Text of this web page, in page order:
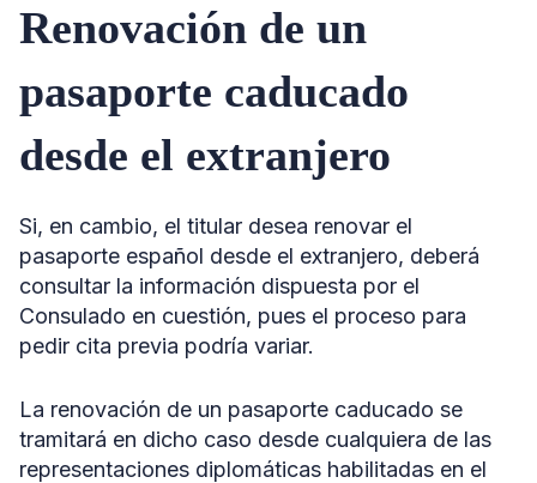
Renovación de un
pasaporte caducado
desde el extranjero
Si, en cambio, el titular desea renovar el
pasaporte español desde el extranjero, deberá
consultar la información dispuesta por el
Consulado en cuestión, pues el proceso para
pedir cita previa podría variar.
La renovación de un pasaporte caducado se
tramitará en dicho caso desde cualquiera de las
representaciones diplomáticas habilitadas en el